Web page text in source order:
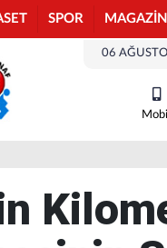
SPOR MAGAZİN
06
Mobil